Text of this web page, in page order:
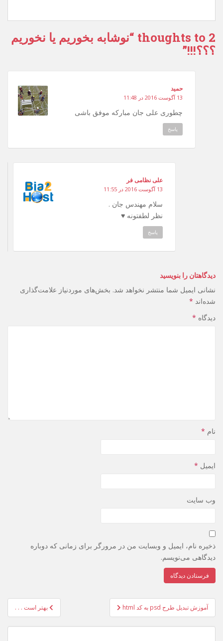
2 thoughts to “نوشابه بخوریم یا نخوریم
؟؟؟!!!”
حمید
13 آگوست 2016 در 11:48
چطوری علی جان مبارکه موفق باشی
پاسخ
علی نظامی فر
13 آگوست 2016 در 11:55
سلام مهندس جان .
نظر لطفتونه ♥
پاسخ
دیدگاهتان را بنویسید
نشانی ایمیل شما منتشر نخواهد شد. بخش‌های موردنیاز علامت‌گذاری
شده‌اند *
دیدگاه *
نام *
ایمیل *
وب‌ سایت
ذخیره نام، ایمیل و وبسایت من در مرورگر برای زمانی که دوباره
دیدگاهی می‌نویسم.
راهبری
نوشته
بهتر است . . . آموزش تبدیل طرح psd به کد html